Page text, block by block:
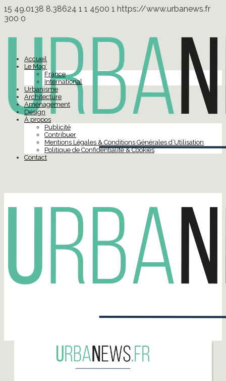
15 49.0138 8.38624 1 1 4500 1 https://www.urbanews.fr
300 0
Accueil
Le Mag’
France
International
Urbanisme
Architecture
Aménagement
Design
À propos
Publicité
Contribuer
Mentions Légales & Conditions Générales d’Utilisation
Politique de Confidentialité & Cookies
Contact